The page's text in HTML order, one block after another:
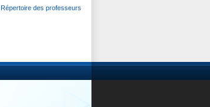
Répertoire des professeurs